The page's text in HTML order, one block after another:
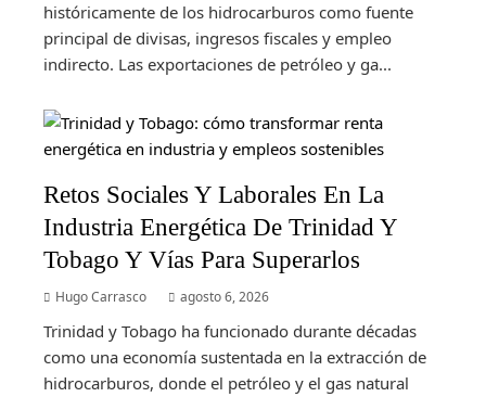
históricamente de los hidrocarburos como fuente
principal de divisas, ingresos fiscales y empleo
indirecto. Las exportaciones de petróleo y ga...
Retos Sociales Y Laborales En La
Industria Energética De Trinidad Y
Tobago Y Vías Para Superarlos
Hugo Carrasco agosto 6, 2026
Trinidad y Tobago ha funcionado durante décadas
como una economía sustentada en la extracción de
hidrocarburos, donde el petróleo y el gas natural